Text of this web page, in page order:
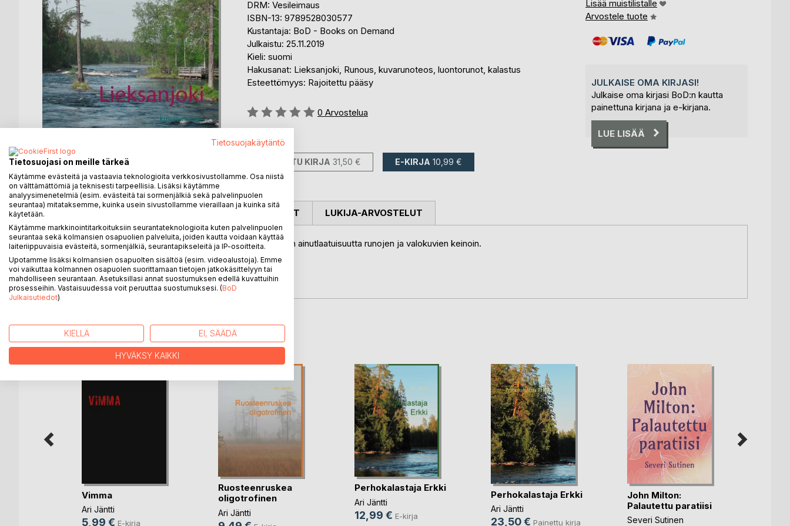
DRM: Vesileimaus
ISBN-13: 9789528030577
Kustantaja: BoD - Books on Demand
Julkaistu: 25.11.2019
Kieli: suomi
Hakusanat: Lieksanjoki, Runous, kuvarunoteos, luontorunot, kalastus
Esteettömyys: Rajoitettu pääsy
Arvostelu::
0 Arvostelua
Saatavilla::
PAINETTU KIRJA 31,50 € E-KIRJA 10,99 €
Lisää muistilistalle
Arvostele tuote
JULKAISE OMA KIRJASI!
Julkaise oma kirjasi BoD:n kautta
painettuna kirjana ja e-kirjana.
LUE LISÄÄ
Lieksanjoki kuvarunoteoksessa tuodaan esille Lieksanjoen ainutlaatuisuutta runojen ja valokuvien keinoin.
Teoksen runot muodostavat yhden kalareissun tarinan.
Teoksen kuvat: Petri Heinonen
LEHDISTÖARVOSTELUT LUKIJA-ARVOSTELUT
LISÄÄ KIRJOJA BoD:LLA
Vimma
Ari Jäntti
5,99 € E-kirja
Ruosteenruskea
oligotrofinen
Ari Jäntti
Perhokalastaja Erkki
Ari Jäntti
12,99 € E-kirja
Perhokalastaja Erkki
Ari Jäntti
23,50 € Painettu kirja
John Milton:
Palautettu paratiisi
Severi Sutinen
Tietosuojakäytäntö
Tietosuojasi on meille tärkeä
Käytämme evästeitä ja vastaavia teknologioita verkkosivustollamme. Osa niistä
on välttämättömiä ja teknisesti tarpeellisia. Lisäksi käytämme
analyysimenetelmiä (esim. evästeitä tai sormenjälkiä sekä palvelinpuolen
seurantaa) mitataksemme, kuinka usein sivustollamme vieraillaan ja kuinka sitä
käytetään.
Käytämme markkinointitarkoituksiin seurantateknologioita kuten palvelinpuolen
seurantaa sekä kolmansien osapuolien palveluita, joiden kautta voidaan käyttää
laiteriippuvaisia evästeitä, sormenjälkiä, seurantapikseleitä ja IP-osoitteita.
Upotamme lisäksi kolmansien osapuolten sisältöä (esim. videoalustoja). Emme
voi vaikuttaa kolmannen osapuolen suorittamaan tietojen jatkokäsittelyyn tai
mahdolliseen seurantaan. Asetuksillasi annat suostumuksen edellä kuvattuihin
prosesseihin. Vastaisuudessa voit peruuttaa suostumuksesi. (BoD
Julkaisutiedot)
KIELLÄ EI, SÄÄDÄ
HYVÄKSY KAIKKI